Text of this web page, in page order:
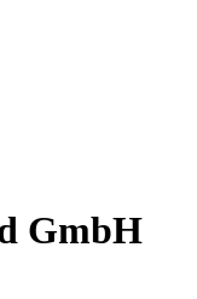
GmbH